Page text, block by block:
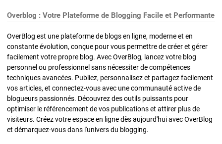
Overblog : Votre Plateforme de Blogging Facile et Performante
OverBlog est une plateforme de blogs en ligne, moderne et en
constante évolution, conçue pour vous permettre de créer et gérer
facilement votre propre blog. Avec OverBlog, lancez votre blog
personnel ou professionnel sans nécessiter de compétences
techniques avancées. Publiez, personnalisez et partagez facilement
vos articles, et connectez-vous avec une communauté active de
blogueurs passionnés. Découvrez des outils puissants pour
optimiser le référencement de vos publications et attirer plus de
visiteurs. Créez votre espace en ligne dès aujourd'hui avec OverBlog
et démarquez-vous dans l'univers du blogging.